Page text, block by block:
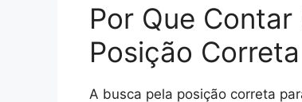
Por Que
Posição
A busca pela posição correta